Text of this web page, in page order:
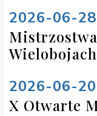
2026-06-28
2026-06-20
X Otwarte